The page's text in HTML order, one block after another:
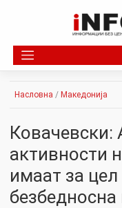
Насловна / Македонија
Ковачевски:
активности
имаат за
безбедносна